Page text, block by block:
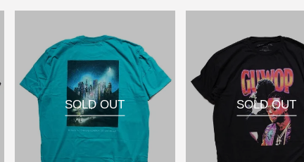
SOLD OUT SOLD OUT